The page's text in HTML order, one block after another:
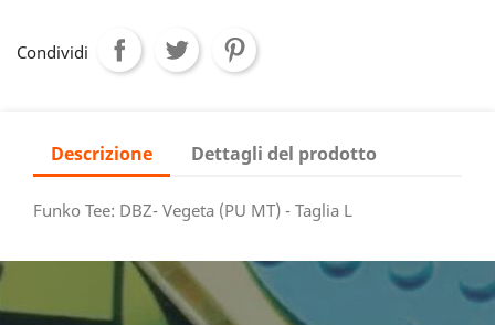
Condividi
Descrizione Dettagli del prodotto
Funko Tee: DBZ- Vegeta (PU MT) - Taglia L